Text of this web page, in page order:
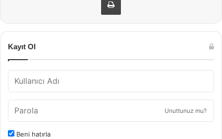
Kayıt Ol
Unuttunuz mu?
Beni hatırla